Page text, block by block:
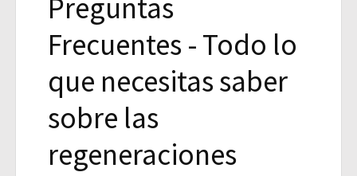
Frecuentes - Todo lo
que necesitas saber
sobre las
regeneraciones